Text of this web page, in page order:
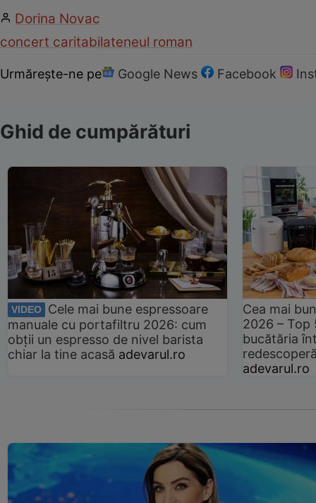
Dorina Novac
concert caritabilateneul roman
Urmărește-ne pe Google News Facebook
Ghid de cumpărături
VIDEO
Cele mai bune espressoare
manuale cu portafiltru 2026: cum
obții un espresso de nivel barista
chiar la tine acasă adevarul.ro
Cea mai
2026 –
bucătăria
adevarul.ro